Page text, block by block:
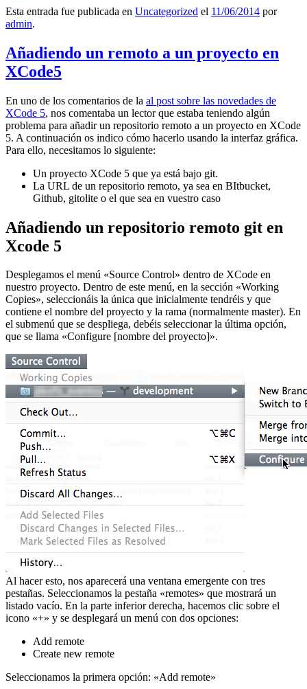
Esta entrada fue publicada en Uncategorized el 11/06/2014 por
admin.
Añadiendo un remoto a un proyecto en
XCode5
En uno de los comentarios de la al post sobre las novedades de
XCode 5, nos comentaba un lector que estaba teniendo algún
problema para añadir un repositorio remoto a un proyecto en XCode
5. A continuación os indico cómo hacerlo usando la interfaz gráfica.
Para ello, necesitamos lo siguiente:
Un proyecto XCode 5 que ya está bajo git.
La URL de un repositorio remoto, ya sea en BItbucket,
Github, gitolite o el que sea en vuestro caso
Añadiendo un repositorio remoto git en
Xcode 5
Desplegamos el menú «Source Control» dentro de XCode en
nuestro proyecto. Dentro de este menú, en la sección «Working
Copies», seleccionáis la única que inicialmente tendréis y que
contiene el nombre del proyecto y la rama (normalmente master). En
el submenú que se despliega, debéis seleccionar la última opción,
que se llama «Configure [nombre del proyecto]».
Al hacer esto, nos aparecerá una ventana emergente con tres
pestañas. Seleccionamos la pestaña «remotes» que mostrará un
listado vacío. En la parte inferior derecha, hacemos clic sobre el
icono «+» y se desplegará un menú con dos opciones:
Add remote
Create new remote
Seleccionamos la primera opción: «Add remote»